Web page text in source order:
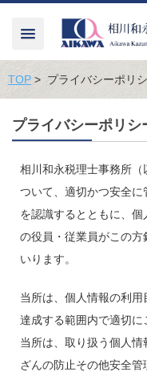
TOP > プライバシーポリ
プライバシーポリシ
相川和永税理士事務所
ついて、適切かつ安全に
を認識するとともに、
の役員・従業員がこの方
いります。
当所は、個人情報の利
達成する範囲内で適切に
当所は、取り扱う個人
ざんの防止その他安全